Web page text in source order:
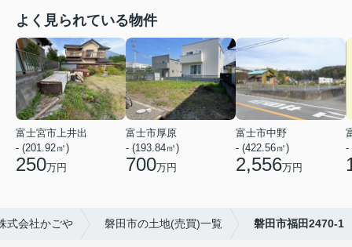
よく見られている物件
富士宮市上井出
- (201.92㎡)
250万円
富士市厚原
- (193.84㎡)
700万円
富士市中野
- (422.56㎡)
2,556万円
-
式会社かごや 磐田市の土地(売買)一覧 磐田市福田2470-1